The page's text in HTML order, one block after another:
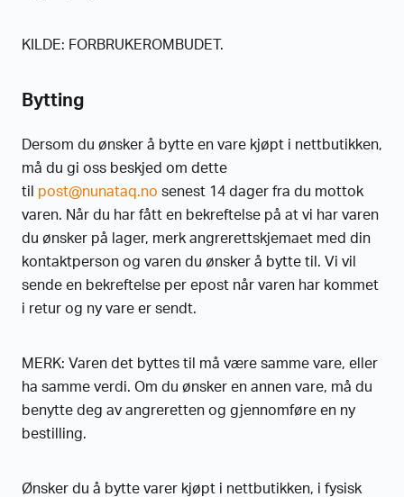
KILDE: FORBRUKEROMBUDET.
Bytting
Dersom du ønsker å bytte en vare kjøpt i nettbutikken,
må du gi oss beskjed om dette
til post@nunataq.no senest 14 dager fra du mottok
varen. Når du har fått en bekreftelse på at vi har varen
du ønsker på lager, merk angrerettskjemaet med din
kontaktperson og varen du ønsker å bytte til. Vi vil
sende en bekreftelse per epost når varen har kommet
i retur og ny vare er sendt.
MERK: Varen det byttes til må være samme vare, eller
ha samme verdi. Om du ønsker en annen vare, må du
benytte deg av angreretten og gjennomføre en ny
bestilling.
Ønsker du å bytte varer kjøpt i nettbutikken, i fysisk